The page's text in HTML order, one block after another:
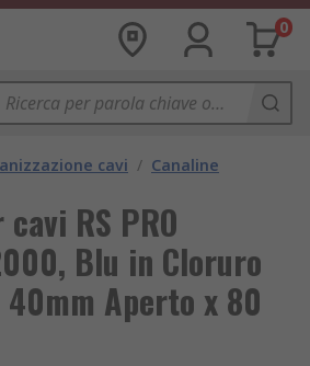
0
cavi / Canaline
RS PRO
Blu in Cloruro
Aperto x 80